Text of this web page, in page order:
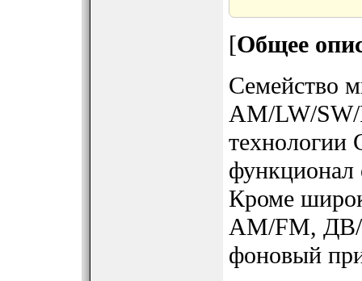
[Общее
Семейство
AM/LW/SW/
технологии
функционал
Кроме
AM/FM, ДВ/
фоновый